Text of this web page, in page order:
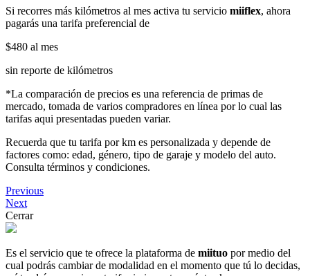
Si recorres más kilómetros al mes activa tu servicio miiflex, ahora
pagarás una tarifa preferencial de
$480 al mes
sin reporte de kilómetros
*La comparación de precios es una referencia de primas de
mercado, tomada de varios compradores en línea por lo cual las
tarifas aqui presentadas pueden variar.
Recuerda que tu tarifa por km es personalizada y depende de
factores como: edad, género, tipo de garaje y modelo del auto.
Consulta términos y condiciones.
Previous
Next
Cerrar
Es el servicio que te ofrece la plataforma de miituo por medio del
cual podrás cambiar de modalidad en el momento que tú lo decidas,